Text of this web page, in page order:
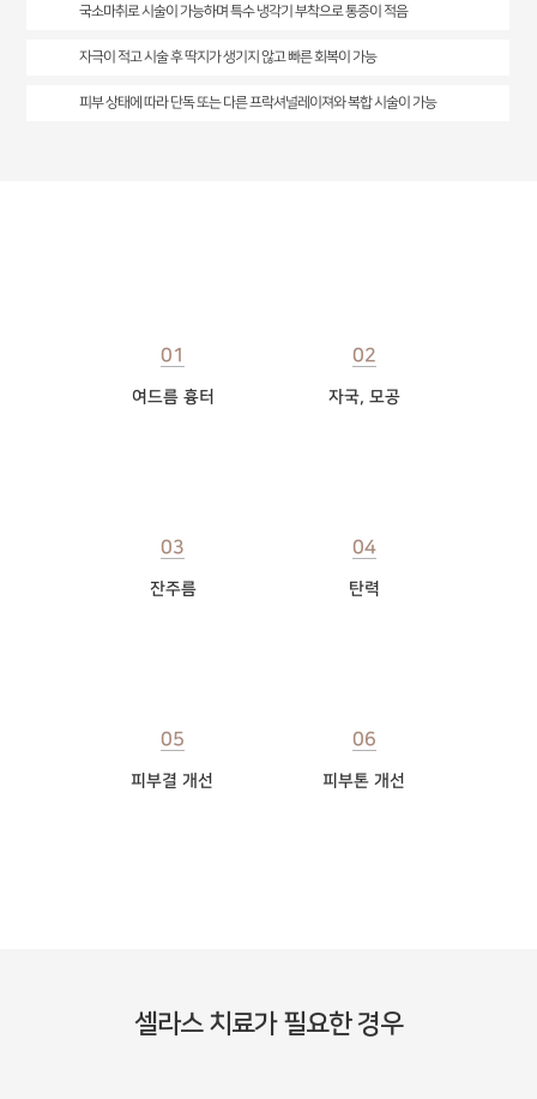
국소마취로 시술이 가능하며 특수 냉각기 부착으로 통증이 적음
자극이 적고 시술 후 딱지가 생기지 않고 빠른 회복이 가능
피부 상태에 따라 단독 또는 다른 프락셔널레이져와 복합 시술이 가능
01
여드름 흉터
02
자국, 모공
03
잔주름
04
탄력
05
피부결 개선
06
피부톤 개선
셀라스 치료가 필요한 경우